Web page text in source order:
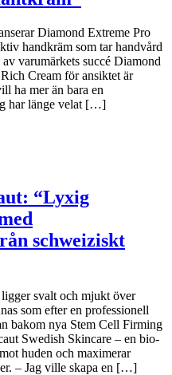
Diamond Extreme Pro
handkräm som tar handvård
varumärkets succé Diamond
Cream för ansiktet är
ha mer än bara en
har länge velat […]
“Lyxig
schweiziskt
svalt och mjukt över
som efter en professionell
bakom nya Stem Cell Firming
Swedish Skincare – en bio-
huden och maximerar
– Jag ville skapa en […]